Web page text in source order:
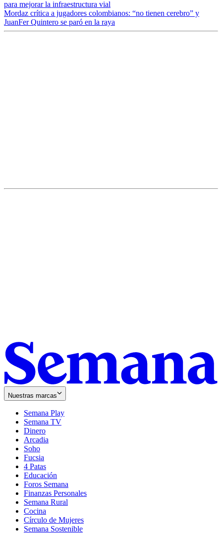
para mejorar la infraestructura vial
Mordaz crítica a jugadores colombianos: “no tienen cerebro” y
JuanFer Quintero se paró en la raya
Nuestras marcas
Semana Play
Semana TV
Dinero
Arcadia
Soho
in
new
window
Fucsia
in
new
window
4 Patas
Educación
Foros Semana
Finanzas Personales
Semana Rural
Cocina
Círculo de Mujeres
Semana Sostenible